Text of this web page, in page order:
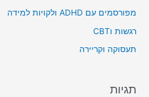
מפורסמים עם ADHD ולקויות למידה
רגשות וCBT
תעסוקה וקריירה
תגיות